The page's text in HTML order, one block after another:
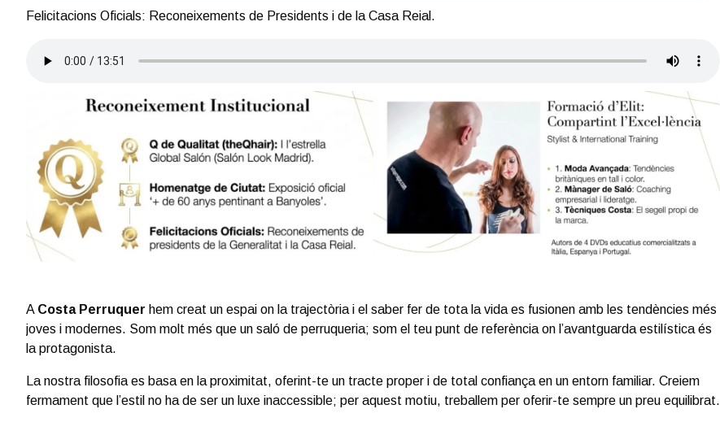
Felicitacions Oficials: Reconeixements de Presidents i de la Casa Reial.
A Costa Perruquer hem creat un espai on la trajectòria i el saber fer de tota la vida es fusionen amb les tendències més
joves i modernes. Som molt més que un saló de perruqueria; som el teu punt de referència on l’avantguarda estilística és
la protagonista.
La nostra filosofia es basa en la proximitat, oferint-te un tracte proper i de total confiança en un entorn familiar. Creiem
fermament que l’estil no ha de ser un luxe inaccessible; per aquest motiu, treballem per oferir-te sempre un preu equilibrat.